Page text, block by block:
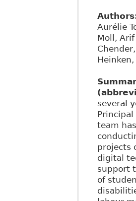
Aurélie
Moll, Arif
several
team
projects
digital
support
of